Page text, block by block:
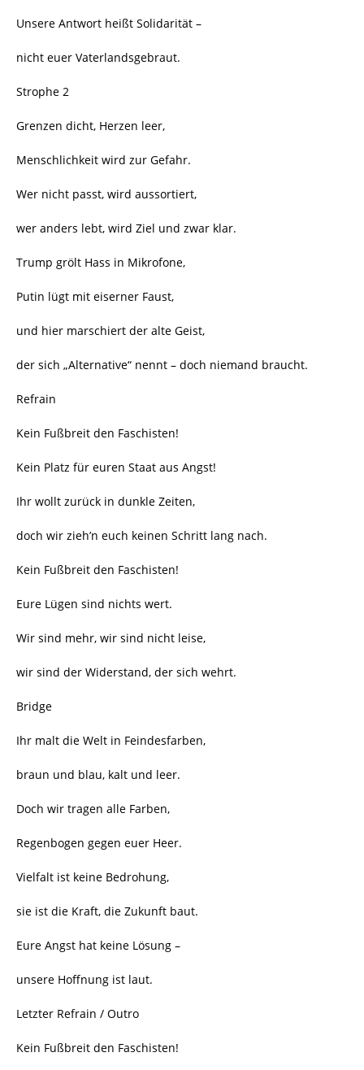
Unsere Antwort heißt Solidarität –
nicht euer Vaterlandsgebraut.
Strophe 2
Grenzen dicht, Herzen leer,
Menschlichkeit wird zur Gefahr.
Wer nicht passt, wird aussortiert,
wer anders lebt, wird Ziel und zwar klar.
Trump grölt Hass in Mikrofone,
Putin lügt mit eiserner Faust,
und hier marschiert der alte Geist,
der sich „Alternative“ nennt – doch niemand braucht.
Refrain
Kein Fußbreit den Faschisten!
Kein Platz für euren Staat aus Angst!
Ihr wollt zurück in dunkle Zeiten,
doch wir zieh’n euch keinen Schritt lang nach.
Kein Fußbreit den Faschisten!
Eure Lügen sind nichts wert.
Wir sind mehr, wir sind nicht leise,
wir sind der Widerstand, der sich wehrt.
Bridge
Ihr malt die Welt in Feindesfarben,
braun und blau, kalt und leer.
Doch wir tragen alle Farben,
Regenbogen gegen euer Heer.
Vielfalt ist keine Bedrohung,
sie ist die Kraft, die Zukunft baut.
Eure Angst hat keine Lösung –
unsere Hoffnung ist laut.
Letzter Refrain / Outro
Kein Fußbreit den Faschisten!